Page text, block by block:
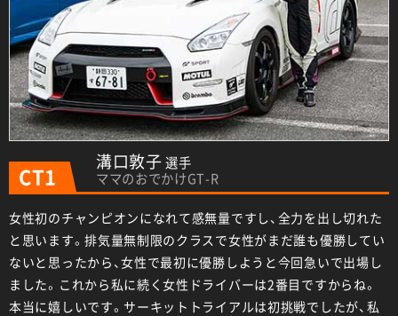
CT1
溝口敦子選手
ママのおでかけGT-R
女性初のチャンピオンになれて感無量ですし、全力を出し切れた
と思います。排気量無制限のクラスで女性がまだ誰も優勝してい
ないと思ったから、女性で最初に優勝しようと今回急いで出場し
ました。これから私に続く女性ドライバーは2番目ですからね。
本当に嬉しいです。サーキットトライアルは初挑戦でしたが、私